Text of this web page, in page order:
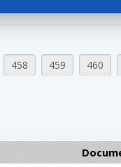
458 459 460